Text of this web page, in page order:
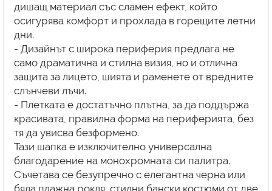
дишащ материал със сламен ефект, който
осигурява комфорт и прохлада в горещите летни
дни.
- Дизайнът с широка периферия предлага не
само драматична и стилна визия, но и отлична
защита за лицето, шията и раменете от вредните
слънчеви лъчи.
- Плетката е достатъчно плътна, за да поддържа
красивата, правилна форма на периферията, без
тя да увисва безформено.
Тази шапка е изключително универсална
благодарение на монохромната си палитра.
Съчетава се безупречно с елегантна черна или